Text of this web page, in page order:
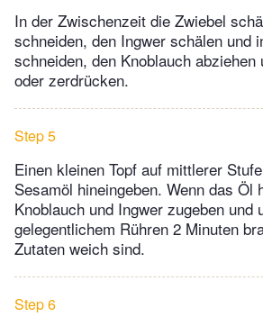
In der Zwischenzeit die Zwiebel
schneiden, den Ingwer schälen und
schneiden, den Knoblauch abziehen
oder zerdrücken.
Step 5
Einen kleinen Topf auf mittlerer
Sesamöl hineingeben. Wenn das Öl
Knoblauch und Ingwer zugeben und
gelegentlichem Rühren 2 Minuten
Zutaten weich sind.
Step 6